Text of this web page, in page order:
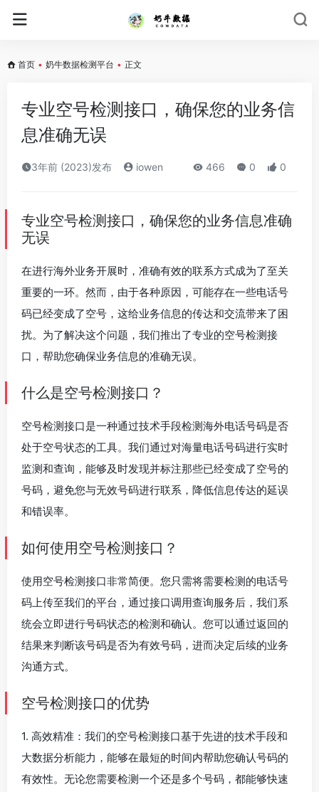
首页 • 奶牛数据检测平台 • 正文
专业空号检测接口，确保您的业务信
息准确无误
3年前 (2023)发布 iowen 466 0 0
专业空号检测接口，确保您的业务信息准确
无误
在进行海外业务开展时，准确有效的联系方式成为了至关
重要的一环。然而，由于各种原因，可能存在一些电话号
码已经变成了空号，这给业务信息的传达和交流带来了困
扰。为了解决这个问题，我们推出了专业的空号检测接
口，帮助您确保业务信息的准确无误。
什么是空号检测接口？
空号检测接口是一种通过技术手段检测海外电话号码是否
处于空号状态的工具。我们通过对海量电话号码进行实时
监测和查询，能够及时发现并标注那些已经变成了空号的
号码，避免您与无效号码进行联系，降低信息传达的延误
和错误率。
如何使用空号检测接口？
使用空号检测接口非常简便。您只需将需要检测的电话号
码上传至我们的平台，通过接口调用查询服务后，我们系
统会立即进行号码状态的检测和确认。您可以通过返回的
结果来判断该号码是否为有效号码，进而决定后续的业务
沟通方式。
空号检测接口的优势
1. 高效精准：我们的空号检测接口基于先进的技术手段和
大数据分析能力，能够在最短的时间内帮助您确认号码的
有效性。无论您需要检测一个还是多个号码，都能够快速